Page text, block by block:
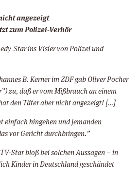
angezeigt
zum Polizei-Verhör
Star ins Visier von Polizei und
B. Kerner im ZDF gab Oliver Pocher
zu, daß er vom Mißbrauch an einem
den Täter aber nicht angezeigt! […]
einfach hingehen und jemanden
vor Gericht durchbringen.”
Star bloß bei solchen Aussagen – in
Kinder in Deutschland geschändet